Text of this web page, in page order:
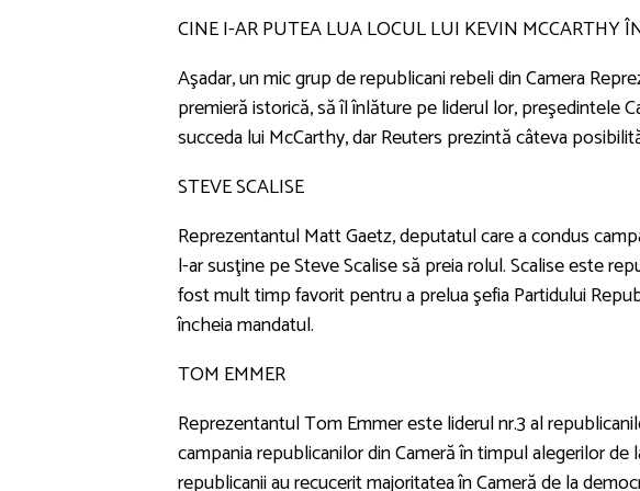
CINE I-AR PUTEA LUA LOCUL LUI KEVIN MCCARTHY
Aşadar, un mic grup de republicani rebeli din Camera
premieră istorică, să îl înlăture pe liderul lor, preşedintele
succeda lui McCarthy, dar Reuters prezintă câteva
STEVE SCALISE
Reprezentantul Matt Gaetz, deputatul care a condus
l-ar susţine pe Steve Scalise să preia rolul. Scalise este
fost mult timp favorit pentru a prelua şefia Partidului
încheia mandatul.
TOM EMMER
Reprezentantul Tom Emmer este liderul nr.3 al
campania republicanilor din Cameră în timpul alegerilor
republicanii au recucerit majoritatea în Cameră de la